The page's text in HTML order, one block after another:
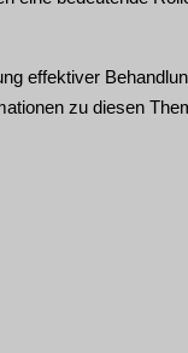
effektiver
zu diesen